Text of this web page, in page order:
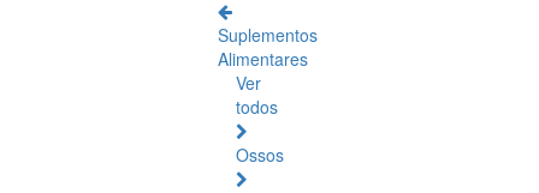
Suplementos
Alimentares
Ver
todos
Ossos